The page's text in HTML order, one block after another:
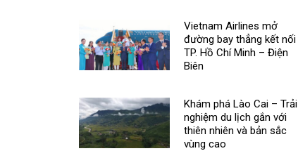
Vietnam Airlines mở
đường bay thẳng kết nối
TP. Hồ Chí Minh – Điện
Biên
Khám phá Lào Cai – Trải
nghiệm du lịch gắn với
thiên nhiên và bản sắc
vùng cao